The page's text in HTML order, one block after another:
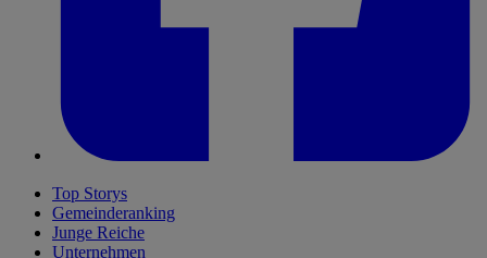
Top Storys
Gemeinderanking
Junge Reiche
Unternehmen